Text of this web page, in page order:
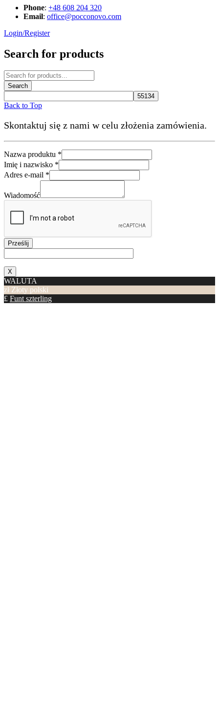
Phone: +48 608 204 320
Email: office@pocconovo.com
Login/Register
Search for products
Back to Top
Skontaktuj się z nami w celu złożenia zamówienia.
Nazwa produktu *
*
nazwisko
Imię i nazwisko *
Adres e-mail *
Wiadomość
Prześlij
X
WALUTA
zł Złoty polski
£ Funt szterling